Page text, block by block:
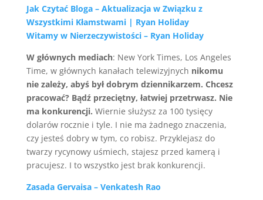
Jak Czytać Bloga – Aktualizacja w Związku z
Wszystkimi Kłamstwami | Ryan Holiday
Witamy w Nierzeczywistości – Ryan Holiday
W głównych mediach: New York Times, Los Angeles
Time, w głównych kanałach telewizyjnych nikomu
nie zależy, abyś był dobrym dziennikarzem. Chcesz
pracować? Bądź przeciętny, łatwiej przetrwasz. Nie
ma konkurencji. Wiernie służysz za 100 tysięcy
dolarów rocznie i tyle. I nie ma żadnego znaczenia,
czy jesteś dobry w tym, co robisz. Przyklejasz do
twarzy rycynowy uśmiech, stajesz przed kamerą i
pracujesz. I to wszystko jest brak konkurencji.
Zasada Gervaisa – Venkatesh Rao